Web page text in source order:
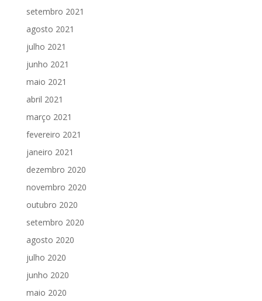
setembro 2021
agosto 2021
julho 2021
junho 2021
maio 2021
abril 2021
março 2021
fevereiro 2021
janeiro 2021
dezembro 2020
novembro 2020
outubro 2020
setembro 2020
agosto 2020
julho 2020
junho 2020
maio 2020